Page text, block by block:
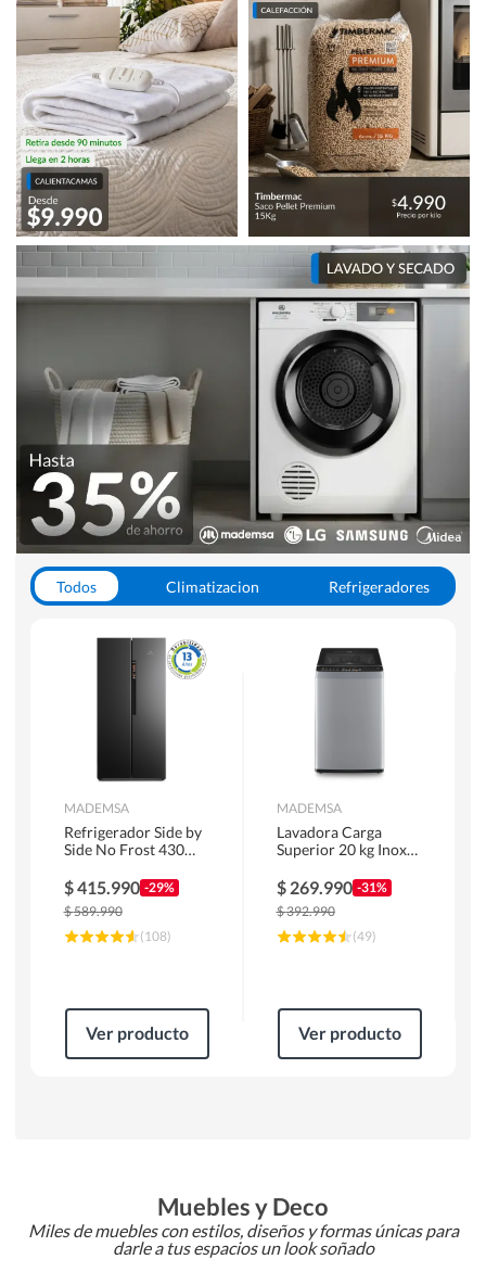
Todos Climatizacion
Refrigeradores
Hornos y Microondas
MADEMSA
Refrigerador Side by
Side No Frost 430
MAS430B
$415.990 -29%
$589.990
(108)
Ver producto
MADEMSA
Lavadora Carga
Superior 20 kg Inox
$ 269.990 -31%
$392.990
(49)
Ver producto
Muebles y Deco
Miles de muebles con estilos, diseños y formas únicas para
darle a tus espacios un look soñado